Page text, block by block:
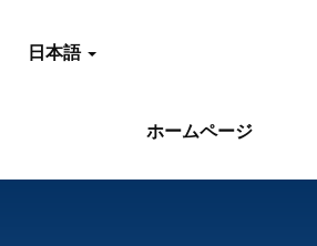
ホームページ
日本語